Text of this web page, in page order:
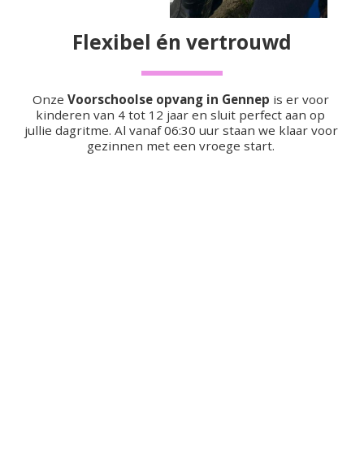
Flexibel én vertrouwd
Onze Voorschoolse opvang in Gennep is er voor
kinderen van 4 tot 12 jaar en sluit perfect aan op
jullie dagritme. Al vanaf 06:30 uur staan we klaar voor
gezinnen met een vroege start.